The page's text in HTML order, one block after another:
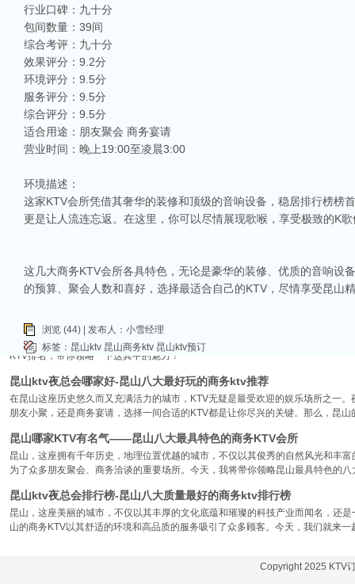
昆山ktv夜场哪里好玩-昆山八大便宜好玩的商务ktv会所排名
昆山天外天KTV以其优雅的环境和周到的服务著称。这里不仅拥有现代的音响设
响，给你带来无与伦比的视听享受。这里还提供多种酒水和小吃，确保你和朋友
昆山，一座充满活力与魅力的城市，以其丰富的美食、独特的文化和而闻名。如
让我们一起来看看，昆山有哪些比较好的KTV娱乐会所，给你带来无与伦比的唱歌
昆山位于江苏省苏州市，是一个经济蓬勃发展的城市，不仅在商业、旅游等方
律。和其他城市一样，昆山的KTV也有高低之分，而高端KTV以其绝佳的环境、
KTV排名，带你领略一下这其中的魅力！
昆山ktv夜总会哪家好-昆山八大最好玩的商务ktv推荐
在昆山这座历史悠久而又充满活力的城市，KTV无疑是最受欢迎的娱乐场所之一
朋友小聚，还是商务宴请，选择一间合适的KTV都是让你尽兴的关键。那么，昆
昆山哪家KTV有名气——昆山八大最具特色的商务KTV会所
昆山，这座拥有千年历史，地理位置优越的城市，不仅以其俊秀的自然风光和丰
为了众多朋友聚会、商务洽谈的重要场所。今天，我将带你领略昆山最具特色的
昆山ktv夜总会排行榜-昆山八大质量最好的商务ktv排行榜
昆山，这座美丽的城市，不仅以其丰厚的文化底蕴和璀璨的科技产业而闻名，还
山的商务KTV以其舒适的环境和高品质的服务吸引了众多顾客。今天，我们就来
行业口碑：九十分
包间数量：39间
综合考评：九十分
效果评分：9.2分
环境评分：9.5分
服务评分：9.5分
综合评分：9.5分
适合用途：朋友聚会 商务宴请
营业时间：晚上19:00至凌晨3:00
环境描述：
这家KTV会所凭借其奢华的装修和顶级的音响设备，稳居排行榜榜
更是让人流连忘返。在这里，你可以尽情展现歌喉，享受极致的K
这几大商务KTV会所各具特色，无论是豪华的装修、优质的音响设
的预算、聚会人数和喜好，选择最适合自己的KTV，尽情享受昆山
浏览 (44) | 发布人：小雪经理
标签： 昆山ktv 昆山商务ktv 昆山ktv预订
Copyright 2025 KTV